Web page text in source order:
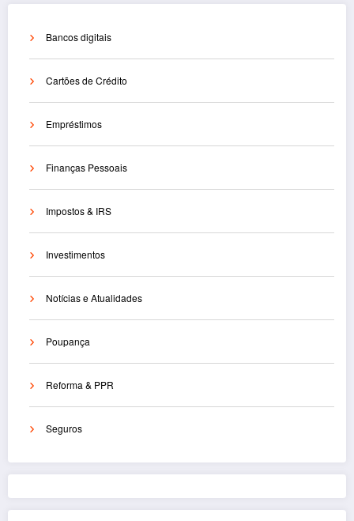
Bancos digitais
Cartões de Crédito
Empréstimos
Finanças Pessoais
Impostos & IRS
Investimentos
Notícias e Atualidades
Poupança
Reforma & PPR
Seguros